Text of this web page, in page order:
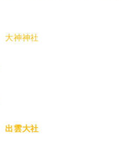
大神神社
出雲大社